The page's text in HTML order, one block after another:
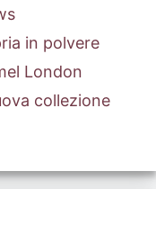
in polvere
London
collezione